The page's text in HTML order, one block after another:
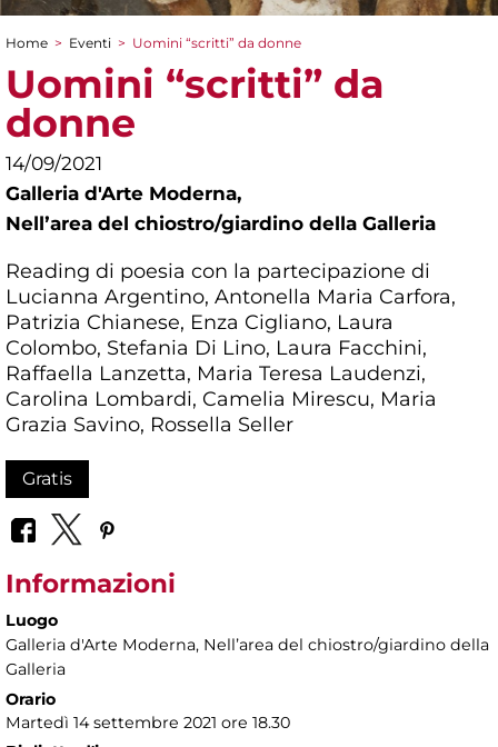
Tu sei qui
Home > Eventi > Uomini “scritti” da donne
Uomini “scritti” da
donne
14/09/2021
Galleria d'Arte Moderna,
Nellʼarea del chiostro/giardino della Galleria
Reading di poesia con la partecipazione di
Lucianna Argentino, Antonella Maria Carfora,
Patrizia Chianese, Enza Cigliano, Laura
Colombo, Stefania Di Lino, Laura Facchini,
Raffaella Lanzetta, Maria Teresa Laudenzi,
Carolina Lombardi, Camelia Mirescu, Maria
Grazia Savino, Rossella Seller
Gratis
Informazioni
Luogo
Galleria d'Arte Moderna, Nellʼarea del chiostro/giardino della
Galleria
Orario
Martedì 14 settembre 2021 ore 18.30